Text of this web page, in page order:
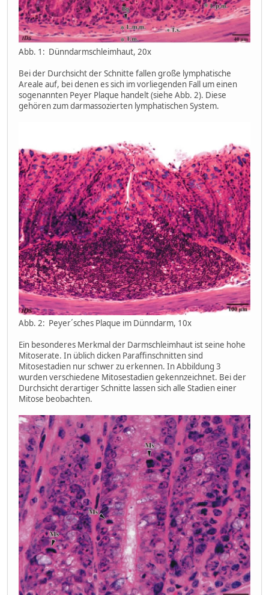
Abb. 1: Dünndarmschleimhaut, 20x
Bei der Durchsicht der Schnitte fallen große lymphatische
Areale auf, bei denen es sich im vorliegenden Fall um einen
sogenannten Peyer Plaque handelt (siehe Abb. 2). Diese
gehören zum darmassozierten lymphatischen System.
Abb. 2: Peyer´sches Plaque im Dünndarm, 10x
Ein besonderes Merkmal der Darmschleimhaut ist seine hohe
Mitoserate. In üblich dicken Paraffinschnitten sind
Mitosestadien nur schwer zu erkennen. In Abbildung 3
wurden verschiedene Mitosestadien gekennzeichnet. Bei der
Durchsicht derartiger Schnitte lassen sich alle Stadien einer
Mitose beobachten.